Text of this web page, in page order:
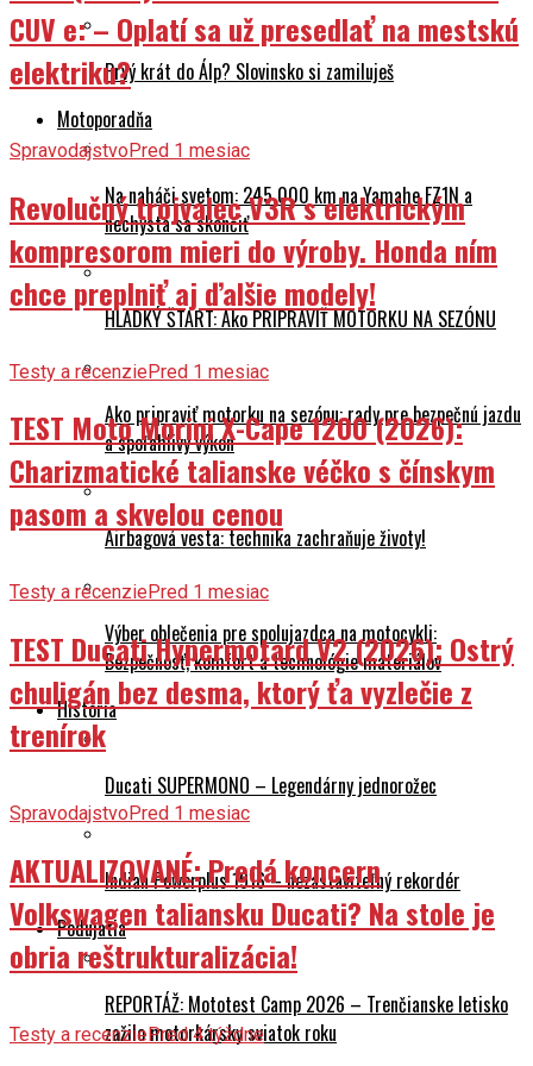
Prvý krát do Álp? Slovinsko si zamiluješ
Motoporadňa
Na naháči svetom: 245 000 km na Yamahe FZ1N a
nechystá sa skončiť
HLADKÝ ŠTART: Ako PRIPRAVIŤ MOTORKU NA SEZÓNU
Ako pripraviť motorku na sezónu: rady pre bezpečnú jazdu
a spoľahlivý výkon
Airbagová vesta: technika zachraňuje životy!
Výber oblečenia pre spolujazdca na motocykli:
Bezpečnosť, komfort a technológie materiálov
História
Ducati SUPERMONO – Legendárny jednorožec
Indian Powerplus 1916 – nezastaviteľný rekordér
Podujatia
REPORTÁŽ: Mototest Camp 2026 – Trenčianske letisko
zažilo motorkársky sviatok roku
CUV e: – Oplatí sa už presedlať na mestskú
elektriku?
SpravodajstvoPred 1 mesiac
Revolučný trojvalec V3R s elektrickým
kompresorom mieri do výroby. Honda ním
chce preplniť aj ďalšie modely!
Testy a recenziePred 1 mesiac
TEST Moto Morini X-Cape 1200 (2026):
Charizmatické talianske véčko s čínskym
pasom a skvelou cenou
Testy a recenziePred 1 mesiac
TEST Ducati Hypermotard V2 (2026): Ostrý
chuligán bez desma, ktorý ťa vyzlečie z
trenírok
SpravodajstvoPred 1 mesiac
AKTUALIZOVANÉ: Predá koncern
Volkswagen taliansku Ducati? Na stole je
obria reštrukturalizácia!
Testy a recenziePred 4 týždne